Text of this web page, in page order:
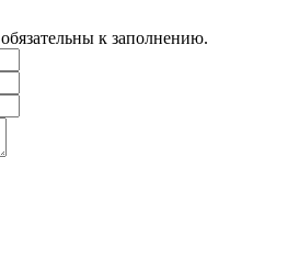
обязательны к заполнению.